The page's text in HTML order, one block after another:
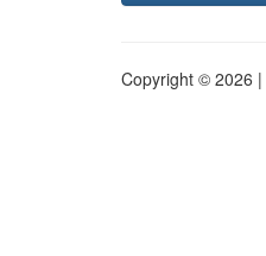
Copyright © 2026 |